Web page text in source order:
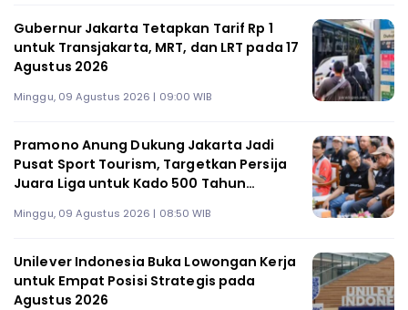
Gubernur Jakarta Tetapkan Tarif Rp 1
untuk Transjakarta, MRT, dan LRT pada 17
Agustus 2026
Minggu, 09 Agustus 2026 | 09:00 WIB
Pramono Anung Dukung Jakarta Jadi
Pusat Sport Tourism, Targetkan Persija
Juara Liga untuk Kado 500 Tahun
Minggu, 09 Agustus 2026 | 08:50 WIB
Unilever Indonesia Buka Lowongan Kerja
untuk Empat Posisi Strategis pada
Agustus 2026